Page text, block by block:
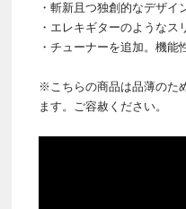
・斬新且つ独創的なデザイ
・エレキギターのようなス
・チューナーを追加。機能
※こちらの商品は品薄のた
ます。ご容赦ください。